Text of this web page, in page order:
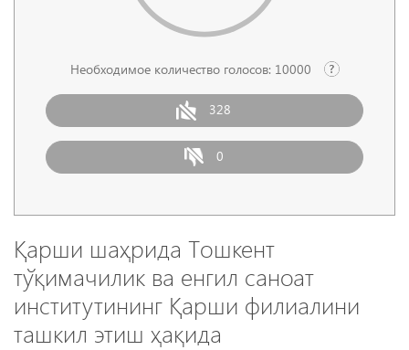
Необходимое количество голосов: 10000
328
0
Қарши шаҳрида Тошкент
тўқимачилик ва енгил саноат
институтининг Қарши филиалини
ташкил этиш ҳақида